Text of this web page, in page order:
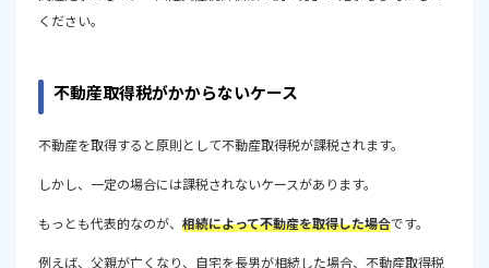
ください。
不動産取得税がかからないケース
不動産を取得すると原則として不動産取得税が課税されます。
しかし、一定の場合には課税されないケースがあります。
もっとも代表的なのが、 相続によって不動産を取得した場合です。
例えば、父親が亡くなり、自宅を長男が相続した場合、不動産取得税